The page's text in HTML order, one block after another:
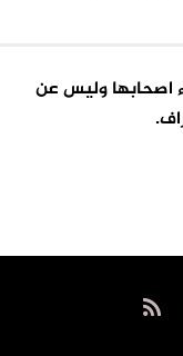
اصحابها وليس عن